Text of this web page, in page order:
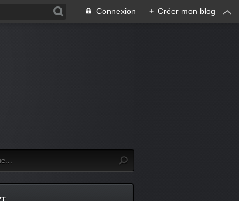
Connexion + Créer mon blog